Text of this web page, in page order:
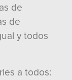
de
de
y todos
a todos: